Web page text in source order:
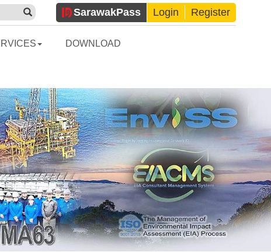
SarawakPass Login Register
DOWNLOAD